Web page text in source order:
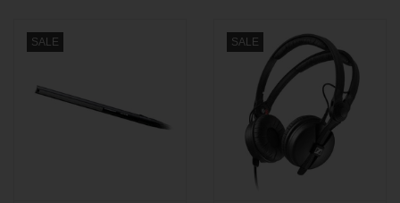
SALE SALE